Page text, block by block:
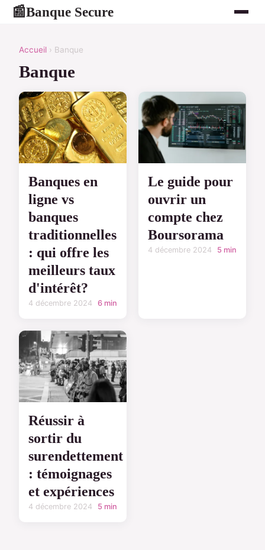
📰Banque Secure
Accueil › Banque
Banque
Banques en
ligne vs
banques
traditionnelles
: qui offre les
meilleurs taux
d'intérêt?
4 décembre 2024 6 min
Le guide pour
ouvrir un
compte chez
Boursorama
4 décembre 2024 5 min
Réussir à
sortir du
surendettement
: témoignages
et expériences
4 décembre 2024 5 min